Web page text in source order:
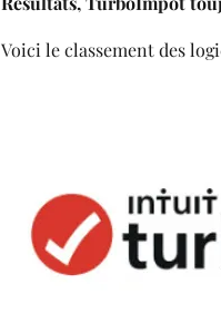
Voici le classement des